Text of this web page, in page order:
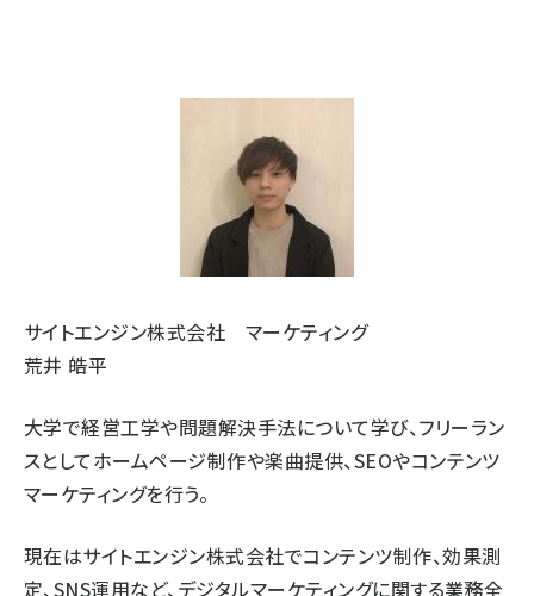
サイトエンジン株式会社 マーケティング
荒井 皓平
大学で経営工学や問題解決手法について学び、フリーラン
スとしてホームページ制作や楽曲提供、SEOやコンテンツ
マーケティングを行う。
現在はサイトエンジン株式会社でコンテンツ制作、効果測
定、SNS運用など、デジタルマーケティングに関する業務全